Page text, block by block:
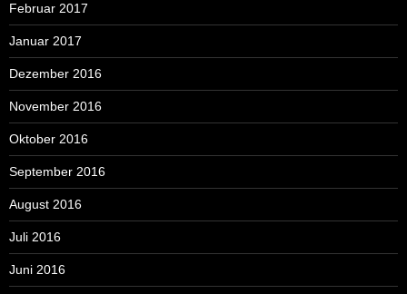
Februar 2017
Januar 2017
Dezember 2016
November 2016
Oktober 2016
September 2016
August 2016
Juli 2016
Juni 2016